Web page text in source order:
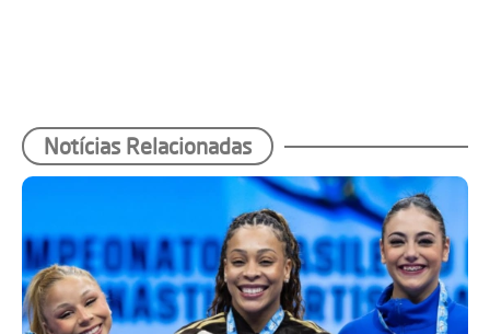
Notícias Relacionadas